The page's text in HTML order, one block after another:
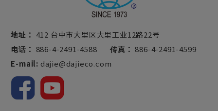
地址： 412 台中市大里区大里工业12路22号
电话： 886-4-2491-4588 传真： 886-4-2491-4599
E-mail: dajie@dajieco.com